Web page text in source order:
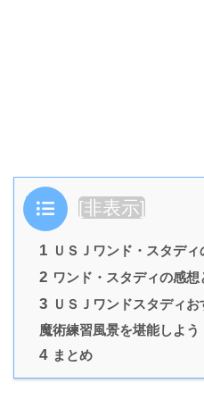
目次 [非表示]
1 ＵＳＪワンド・スタデ
2 ワンド・スタディの感想
3 ＵＳＪワンドスタディ
魔術練習風景を堪能しよう
4 まとめ